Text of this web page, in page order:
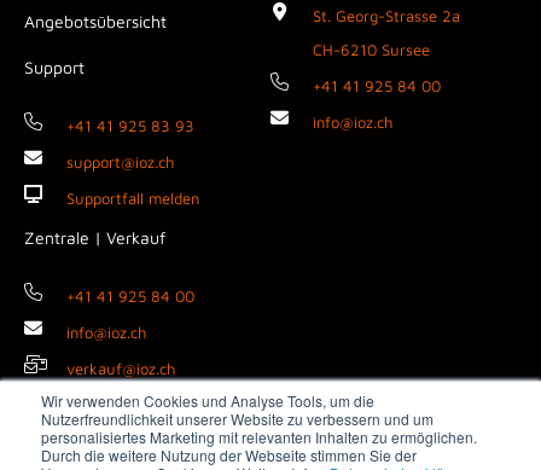
Wir verwenden Cookies und Analyse Tools, um die
Nutzerfreundlichkeit unserer Website zu verbessern und um
personalisiertes Marketing mit relevanten Inhalten zu ermöglichen.
Durch die weitere Nutzung der Webseite stimmen Sie der
Angebotsübersicht
Support
+41 41 925 83 93
support@ioz.ch
Supportfall melden
Zentrale | Verkauf
+41 41 925 84 00
info@ioz.ch
verkauf@ioz.ch
St. Georg-Strasse 2a
CH-6210 Sursee
+41 41 925 84 00
info@ioz.ch
Copyright © 2026 IOZ AG ·Impressum·Datenschutz ·